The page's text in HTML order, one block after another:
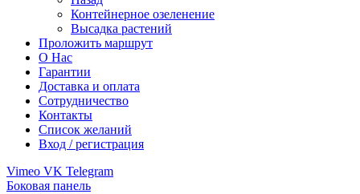
Контейнерное озеленение
Высадка растений
Проложить маршрут
О Нас
Гарантии
Доставка и оплата
Сотрудничество
Контакты
Список желаний
Вход / регистрация
Vimeo VK Telegram
Боковая панель